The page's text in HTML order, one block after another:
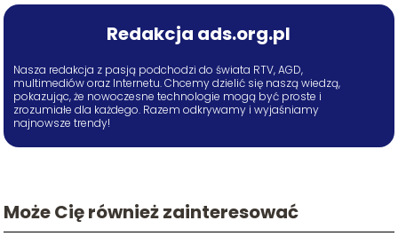
Redakcja ads.org.pl
Nasza redakcja z pasją podchodzi do świata RTV, AGD,
multimediów oraz Internetu. Chcemy dzielić się naszą wiedzą,
pokazując, że nowoczesne technologie mogą być proste i
zrozumiałe dla każdego. Razem odkrywamy i wyjaśniamy
najnowsze trendy!
Może Cię również zainteresować